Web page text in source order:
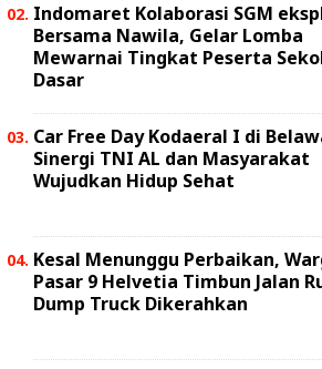
Indomaret Kolaborasi SGM
Bersama Nawila, Gelar Lomba
Mewarnai Tingkat Peserta
Dasar
Car Free Day Kodaeral I di
Sinergi TNI AL dan Masyarakat
Wujudkan Hidup Sehat
Kesal Menunggu Perbaikan,
Pasar 9 Helvetia Timbun Jalan
Dump Truck Dikerahkan